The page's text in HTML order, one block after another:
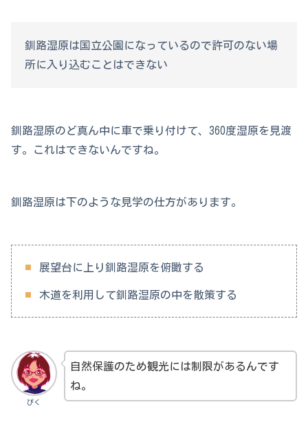
釧路湿原は国立公園になっているので許可のない場
所に入り込むことはできない
釧路湿原のど真ん中に車で乗り付けて、360度湿原を見渡
す。これはできないんですね。
釧路湿原は下のような見学の仕方があります。
展望台に上り釧路湿原を俯瞰する
木道を利用して釧路湿原の中を散策する
ぴく
自然保護のため観光には制限があるんです
ね。